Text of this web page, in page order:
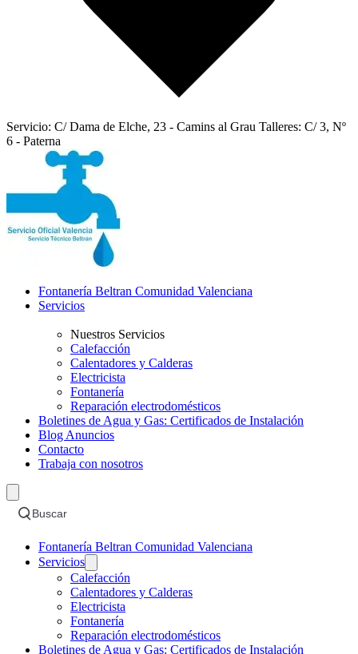
Servicio: C/ Dama de Elche, 23 - Camins al Grau Talleres: C/ 3, Nº
6 - Paterna
Fontanería Beltran Comunidad Valenciana
Servicios
Nuestros Servicios
Calefacción
Calentadores y Calderas
Electricista
Fontanería
Reparación electrodomésticos
Boletines de Agua y Gas: Certificados de Instalación
Blog Anuncios
Contacto
Trabaja con nosotros
Buscar
Fontanería Beltran Comunidad Valenciana
Servicios
Calefacción
Calentadores y Calderas
Electricista
Fontanería
Reparación electrodomésticos
Boletines de Agua y Gas: Certificados de Instalación